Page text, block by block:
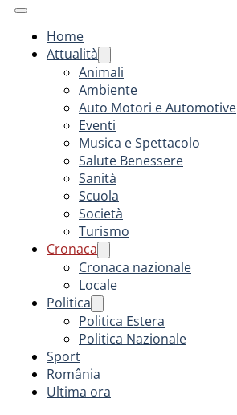
Home
Attualità
Animali
Ambiente
Auto Motori e Automotive
Eventi
Musica e Spettacolo
Salute Benessere
Sanità
Scuola
Società
Turismo
Cronaca
Cronaca nazionale
Locale
Politica
Politica Estera
Politica Nazionale
Sport
România
Ultima ora